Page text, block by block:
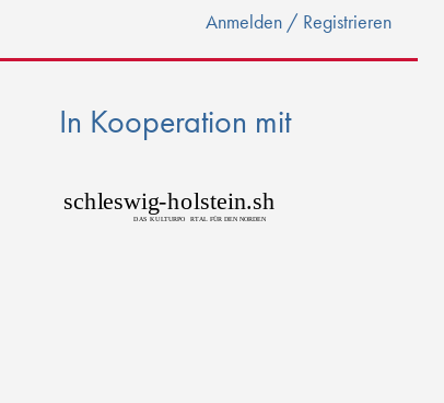
Anmelden / Registrieren
In Kooperation mit
schleswig-holstein.sh
DAS KULTURPO RTAL FÜR DEN NORDEN